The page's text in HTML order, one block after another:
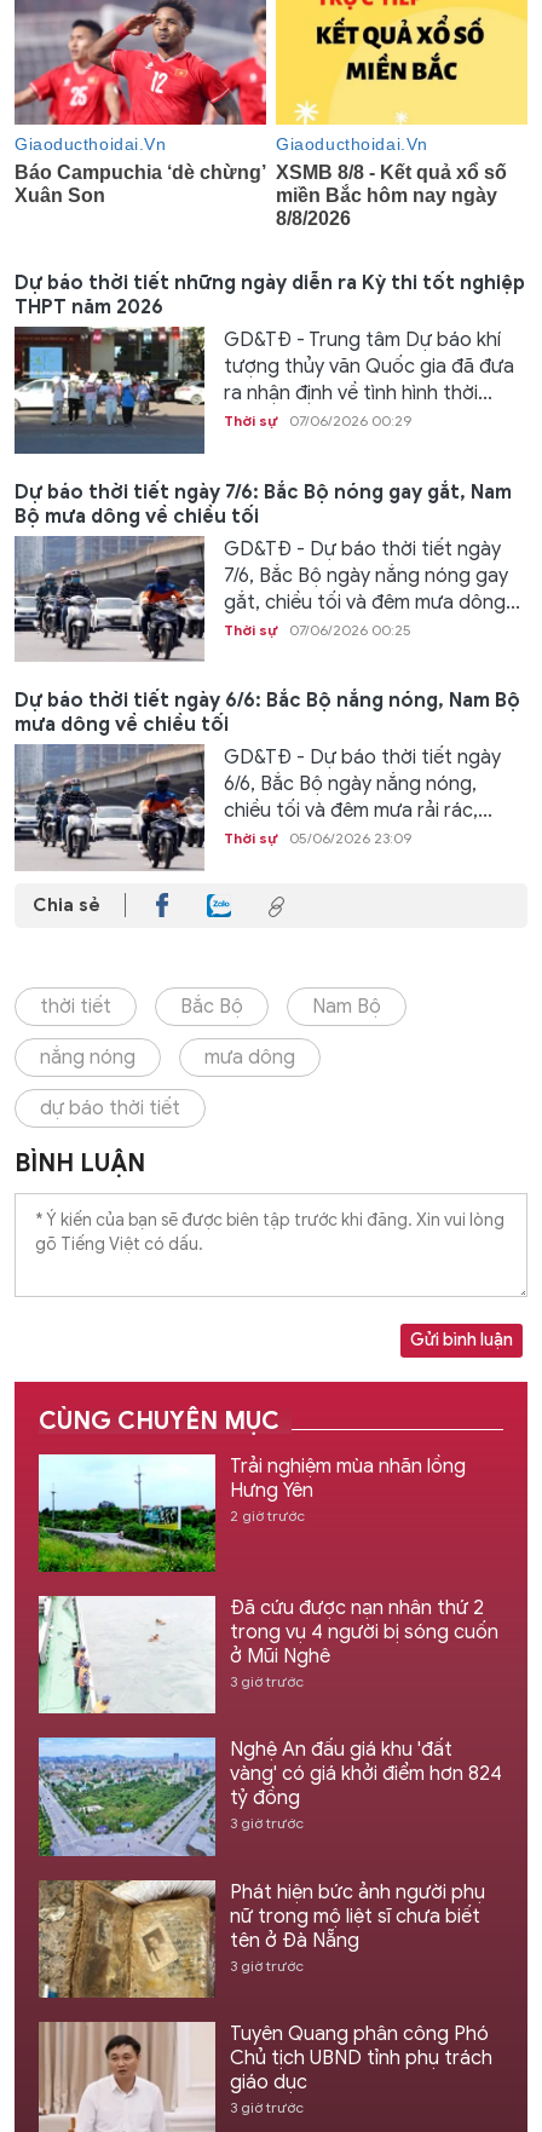
Dự báo thời tiết những ngày diễn ra Kỳ thi tốt nghiệp
THPT năm 2026
GD&TĐ - Trung tâm Dự báo khí
tượng thủy văn Quốc gia đã đưa
ra nhận định về tình hình thời...
Thời sự 07/06/2026 00:29
Dự báo thời tiết ngày 7/6: Bắc Bộ nóng gay gắt, Nam
Bộ mưa dông về chiều tối
GD&TĐ - Dự báo thời tiết ngày
7/6, Bắc Bộ ngày nắng nóng gay
gắt, chiều tối và đêm mưa dông...
Thời sự 07/06/2026 00:25
Dự báo thời tiết ngày 6/6: Bắc Bộ nắng nóng, Nam Bộ
mưa dông về chiều tối
GD&TĐ - Dự báo thời tiết ngày
6/6, Bắc Bộ ngày nắng nóng,
chiều tối và đêm mưa rải rác,...
Thời sự 05/06/2026 23:09
Chia sẻ
thời tiết Bắc Bộ Nam Bộ
nắng nóng mưa dông
dự báo thời tiết
BÌNH LUẬN
Gửi bình luận
CÙNG CHUYÊN MỤC
Trải nghiệm mùa nhãn lồng
Hưng Yên
2 giờ trước
Đã cứu được nạn nhân thứ 2
trong vụ 4 người bị sóng cuốn
ở Mũi Nghê
3 giờ trước
Nghệ An đấu giá khu 'đất
vàng' có giá khởi điểm hơn 824
tỷ đồng
3 giờ trước
Phát hiện bức ảnh người phụ
nữ trong mộ liệt sĩ chưa biết
tên ở Đà Nẵng
3 giờ trước
Tuyên Quang phân công Phó
Chủ tịch UBND tỉnh phụ trách
giáo dục
3 giờ trước